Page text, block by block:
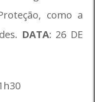
como a
DATA: 26 DE